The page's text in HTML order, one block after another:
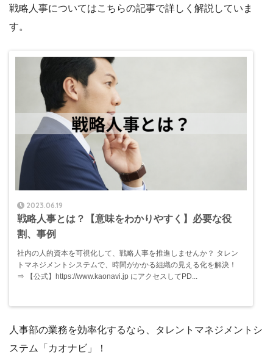
戦略人事についてはこちらの記事で詳しく解説していま
す。
2023.06.19
戦略人事とは？【意味をわかりやすく】必要な役
割、事例
社内の人的資本を可視化して、戦略人事を推進しませんか？ タレン
トマネジメントシステムで、時間がかかる組織の見える化を解決！
⇒ 【公式】https://www.kaonavi.jp にアクセスしてPD...
人事部の業務を効率化するなら、タレントマネジメントシ
ステム「カオナビ」！